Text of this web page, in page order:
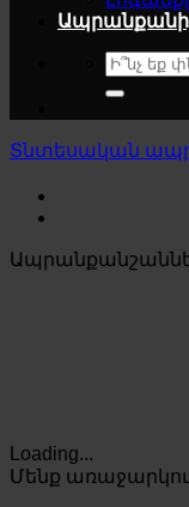
Search
for:
Տնտեսական
Loading...
Մենք